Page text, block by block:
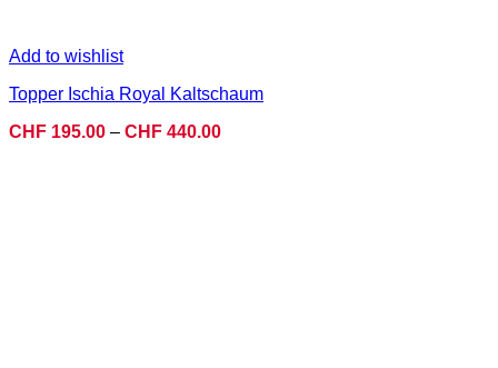
Add to wishlist
Topper Ischia Royal Kaltschaum
CHF 195.00 – CHF 440.00Preisspanne: